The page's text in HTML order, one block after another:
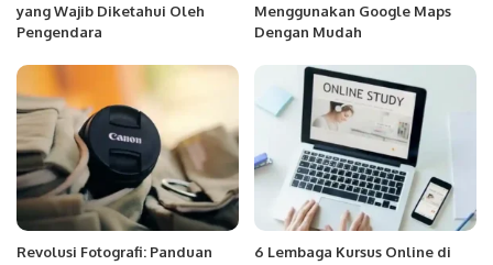
yang Wajib Diketahui Oleh
Pengendara
Menggunakan Google Maps
Dengan Mudah
Revolusi Fotografi: Panduan
6 Lembaga Kursus Online di